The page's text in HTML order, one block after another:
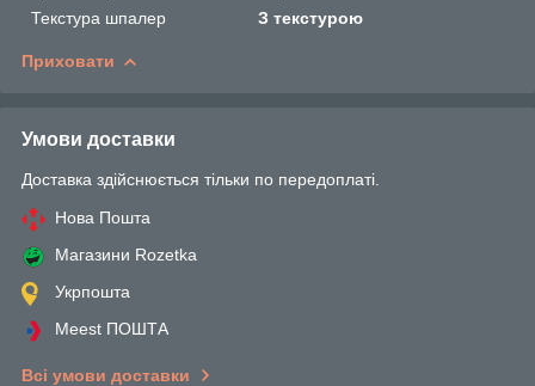
Текстура шпалер
З текстурою
Приховати
Умови доставки
Доставка здійснюється тільки по передоплаті.
Нова Пошта
Магазини Rozetka
Укрпошта
Meest ПОШТА
Всі умови доставки